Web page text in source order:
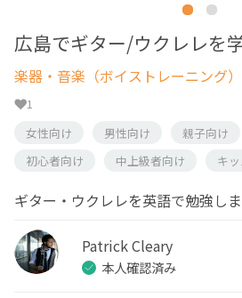
広島でギター/ウクレレを
楽器・音楽（ボイストレーニング）
1
女性向け
男性向け 親子向け
初心者向け
中上級者向け キ
ギター・ウクレレを英語で勉強し
Patrick Cleary
本人確認済み